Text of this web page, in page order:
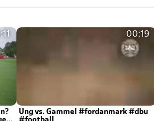
00:19
Ung vs. Gammel #fordanmark #dbu